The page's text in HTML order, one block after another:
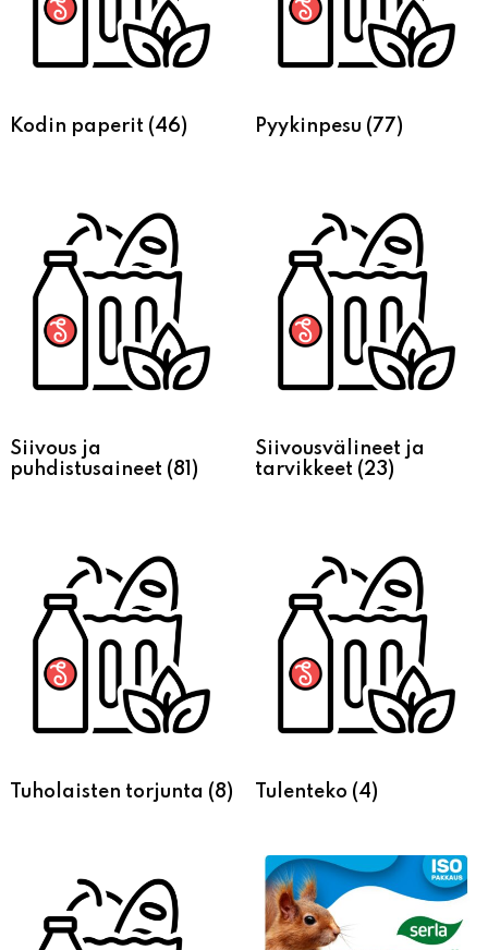
Kodin paperit (46) Pyykinpesu (77)
Siivous ja
puhdistusaineet (81)
Siivousvälineet ja
tarvikkeet (23)
Tuholaisten torjunta (8) Tulenteko (4)